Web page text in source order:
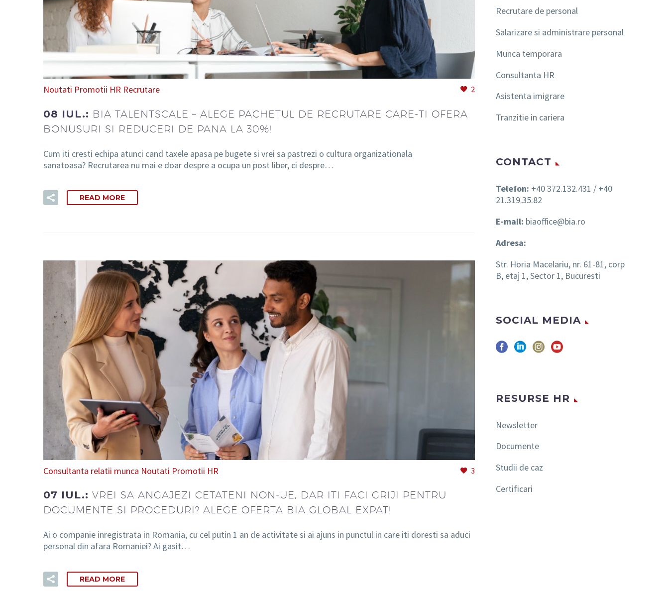
2
Noutati Promotii HR Recrutare
08 IUL.: BIA TALENTSCALE – ALEGE PACHETUL DE RECRUTARE CARE-TI OFERA
BONUSURI SI REDUCERI DE PANA LA 30%!
Cum iti cresti echipa atunci cand taxele apasa pe bugete si vrei sa pastrezi o cultura organizationala
sanatoasa? Recrutarea nu mai e doar despre a ocupa un post liber, ci despre…
READ MORE
3
Consultanta relatii munca Noutati Promotii HR
07 IUL.: VREI SA ANGAJEZI CETATENI NON-UE, DAR ITI FACI GRIJI PENTRU
DOCUMENTE SI PROCEDURI? ALEGE OFERTA BIA GLOBAL EXPAT!
Ai o companie inregistrata in Romania, cu cel putin 1 an de activitate si ai ajuns in punctul in care iti doresti sa aduci
personal din afara Romaniei? Ai gasit…
READ MORE
Recrutare de personal
Salarizare si administrare personal
Munca temporara
Consultanta HR
Asistenta imigrare
Tranzitie in cariera
CONTACT
Telefon: +40 372.132.431 / +40
21.319.35.82
E-mail: biaoffice@bia.ro
Adresa:
Str. Horia Macelariu, nr. 61-81, corp
B, etaj 1, Sector 1, Bucuresti
SOCIAL MEDIA
RESURSE HR
Newsletter
Documente
Studii de caz
Certificari